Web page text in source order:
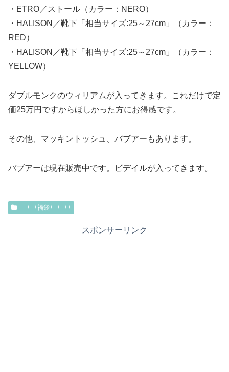
・ETRO／ストール（カラー：NERO）
・HALISON／靴下「相当サイズ:25～27cm」（カラー：
RED）
・HALISON／靴下「相当サイズ:25～27cm」（カラー：
YELLOW）
ダブルモンクのウィリアムが入ってきます。これだけで定
価25万円ですからほしかった方にお得感です。
その他、マッキントッシュ、バブアーもあります。
バブアーは現在販売中です。ビデイルが入ってきます。
+++++福袋++++++
スポンサーリンク